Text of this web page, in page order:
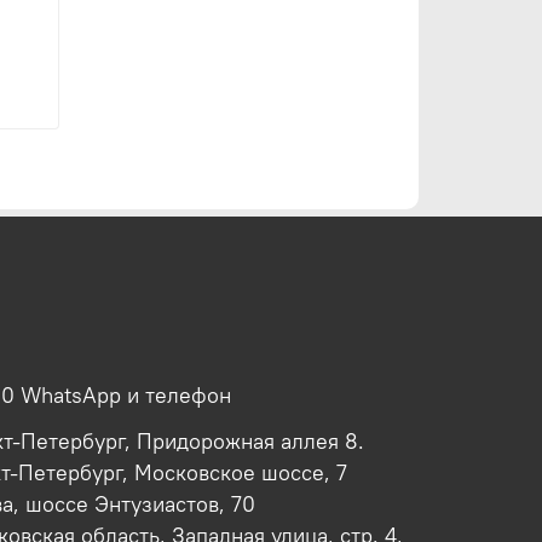
WhatsApp и телефон
Петербург, Придорожная аллея 8.
Петербург, Московское шоссе, 7
шоссе Энтузиастов, 70
область, Западная улица, стр. 4,